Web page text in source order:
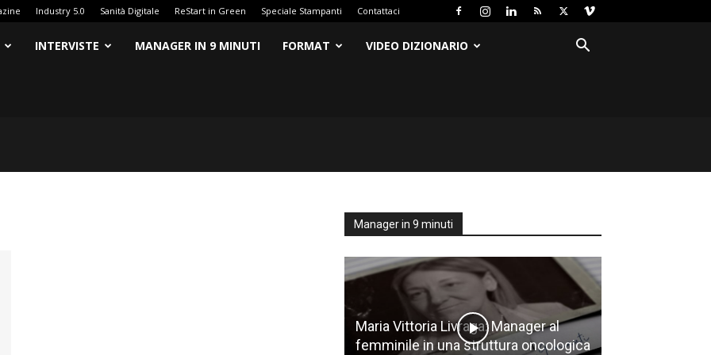
Industry 5.0 Sanità Digitale ReStart in Green Speciale Stampanti Contattaci
INTERVISTE MANAGER IN 9 MINUTI FORMAT VIDEO DIZIONARIO
Manager in 9 minuti
Maria Vittoria Livraga: Manager al
femminile in una struttura oncologica